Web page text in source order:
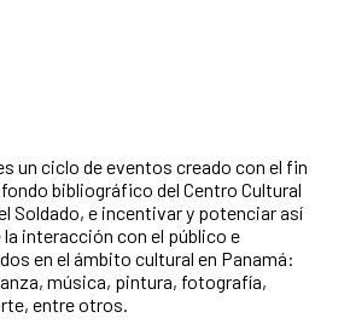
un ciclo de eventos creado con el fin
bibliográfico del Centro Cultural
Soldado, e incentivar y potenciar así
interacción con el público e
en el ámbito cultural en Panamá:
música, pintura, fotografía,
entre otros.